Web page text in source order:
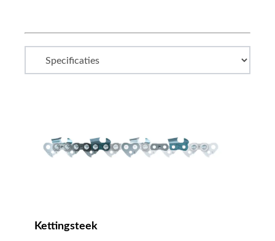
Kettingsteek